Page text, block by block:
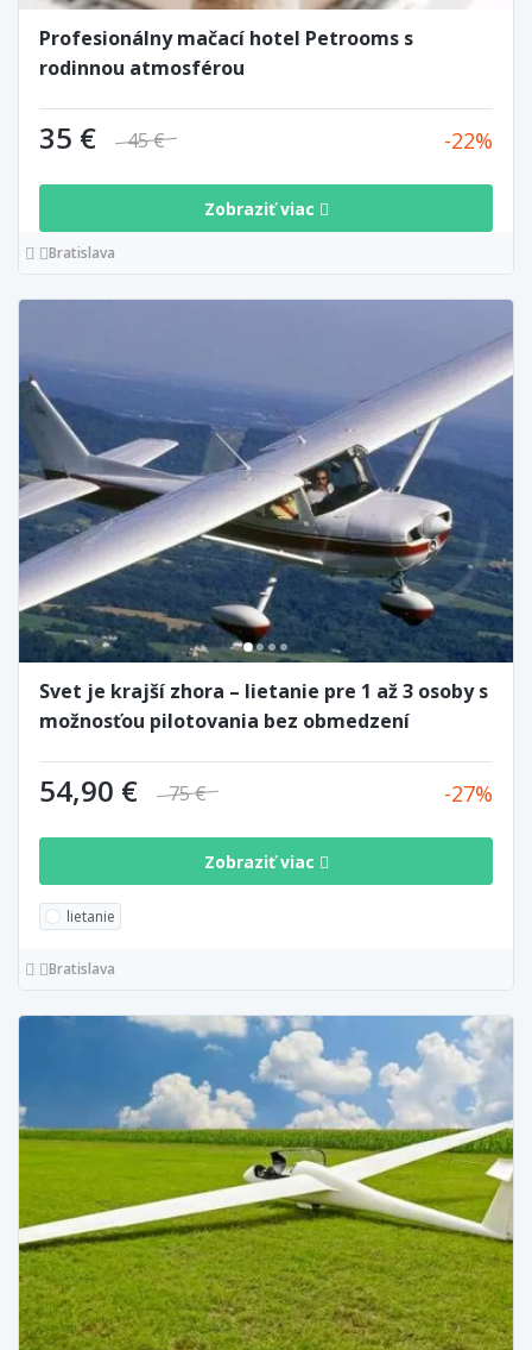
Profesionálny mačací hotel Petrooms s
rodinnou atmosférou
35 € 45 € 22
Zobraziť viac
Bratislava
Svet je krajší zhora – lietanie pre 1 až 3 osoby s
možnosťou pilotovania bez obmedzení
54,90 € 75 € 27
Zobraziť viac
lietanie
Bratislava